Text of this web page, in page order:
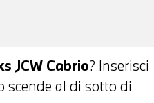
- BRACCIOLO
DI PROVA -
ANCHE PER
JCW Cabrio? Inserisci
scende al di sotto di